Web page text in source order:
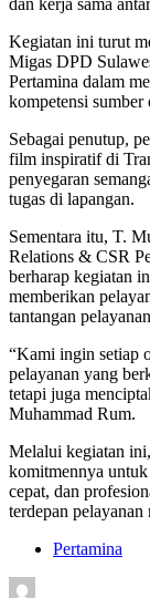
dan kerja sama
Kegiatan ini turut
Migas DPD
Pertamina dalam
kompetensi sumber
Sebagai penutup,
film inspiratif di
penyegaran
tugas di lapangan.
Sementara itu, T.
Relations & CSR
berharap kegiatan
memberikan
tantangan
“Kami ingin setiap
pelayanan yang
tetapi juga
Muhammad Rum.
Melalui kegiatan
komitmennya
cepat, dan
terdepan
Pertamina